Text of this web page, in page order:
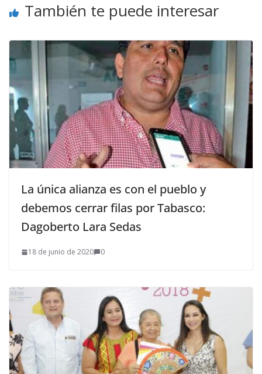
También te puede interesar
La única alianza es con el pueblo y
debemos cerrar filas por Tabasco:
Dagoberto Lara Sedas
18 de junio de 2020 0